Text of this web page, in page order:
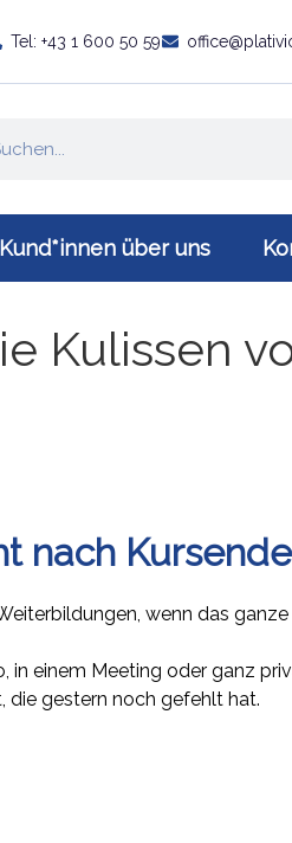
Tel: +43 1 600 50 59
Kund*innen über uns
Kulissen
nach Kursende
wenn das ganze
in einem Meeting oder ganz
die gestern noch gefehlt hat.